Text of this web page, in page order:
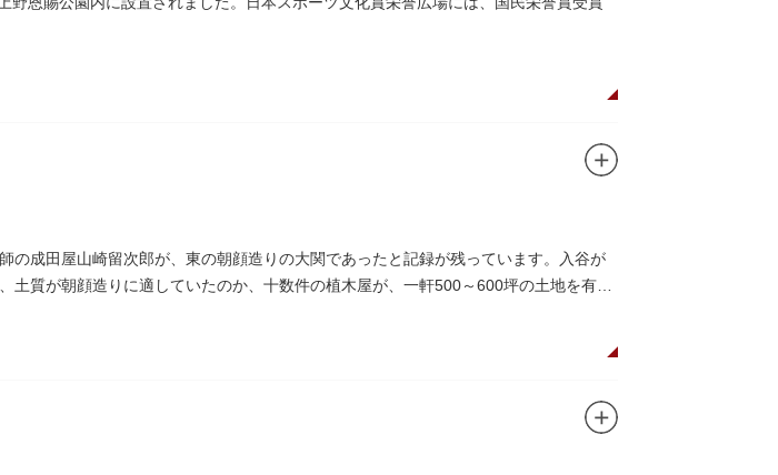
の成田屋山崎留次郎が、東の朝顔造りの大関であったと記録が残っています。入谷が
土質が朝顔造りに適していたのか、十数件の植木屋が、一軒500～600坪の土地を有